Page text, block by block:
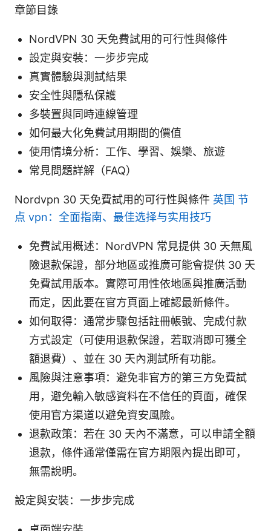
章節目錄
NordVPN 30 天免費試用的可行性與條件
設定與安裝：一步步完成
真實體驗與測試結果
安全性與隱私保護
多裝置與同時連線管理
如何最大化免費試用期間的價值
使用情境分析：工作、學習、娛樂、旅遊
常見問題詳解（FAQ）
Nordvpn 30 天免費試用的可行性與條件 英国 节
点 vpn：全面指南、最佳选择与实用技巧
免費試用概述：NordVPN 常見提供 30 天無風
險退款保證，部分地區或推廣可能會提供 30 天
免費試用版本。實際可用性依地區與推廣活動
而定，因此要在官方頁面上確認最新條件。
如何取得：通常步驟包括註冊帳號、完成付款
方式設定（可使用退款保證，若取消即可獲全
額退費）、並在 30 天內測試所有功能。
風險與注意事項：避免非官方的第三方免費試
用，避免輸入敏感資料在不信任的頁面，確保
使用官方渠道以避免資安風險。
退款政策：若在 30 天內不滿意，可以申請全額
退款，條件通常僅需在官方期限內提出即可，
無需說明。
設定與安裝：一步步完成